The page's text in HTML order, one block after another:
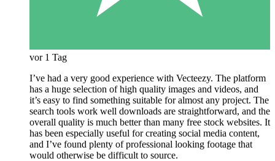
vor 1 Tag
I’ve had a very good experience with Vecteezy. The platform
has a huge selection of high quality images and videos, and
it’s easy to find something suitable for almost any project. The
search tools work well downloads are straightforward, and the
overall quality is much better than many free stock websites. It
has been especially useful for creating social media content,
and I’ve found plenty of professional looking footage that
would otherwise be difficult to source.